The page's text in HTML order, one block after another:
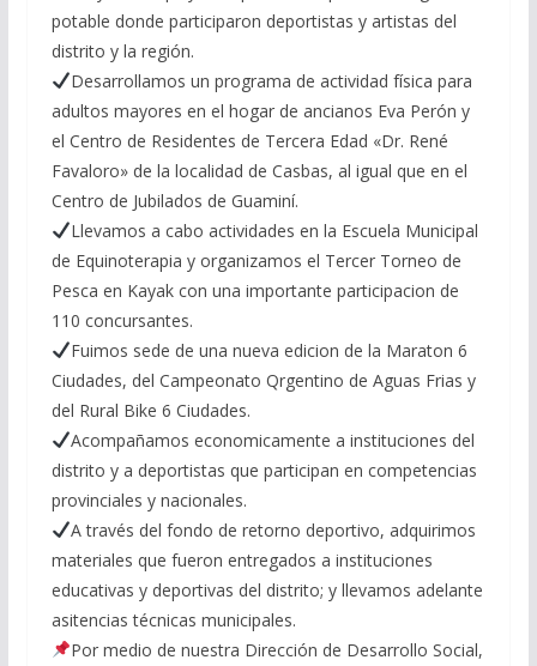
potable donde participaron deportistas y artistas del
distrito y la región.
Desarrollamos un programa de actividad física para
adultos mayores en el hogar de ancianos Eva Perón y
el Centro de Residentes de Tercera Edad «Dr. René
Favaloro» de la localidad de Casbas, al igual que en el
Centro de Jubilados de Guaminí.
Llevamos a cabo actividades en la Escuela Municipal
de Equinoterapia y organizamos el Tercer Torneo de
Pesca en Kayak con una importante participacion de
110 concursantes.
Fuimos sede de una nueva edicion de la Maraton 6
Ciudades, del Campeonato Qrgentino de Aguas Frias y
del Rural Bike 6 Ciudades.
Acompañamos economicamente a instituciones del
distrito y a deportistas que participan en competencias
provinciales y nacionales.
A través del fondo de retorno deportivo, adquirimos
materiales que fueron entregados a instituciones
educativas y deportivas del distrito; y llevamos adelante
asitencias técnicas municipales.
Por medio de nuestra Dirección de Desarrollo Social,